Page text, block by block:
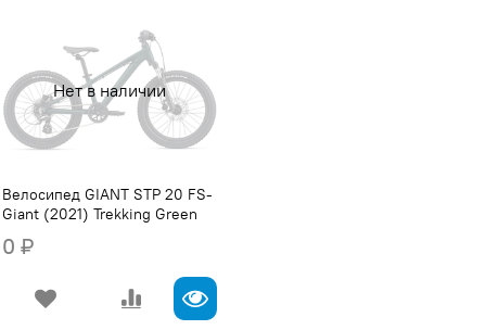
Нет в наличии
Велосипед GIANT STP 20 FS-
Giant (2021) Trekking Green
0 ₽